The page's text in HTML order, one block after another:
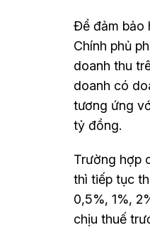
Để đảm bảo
Chính phủ
doanh thu
doanh có
tương ứng
tỷ đồng.
Trường hợp
thì tiếp tục
0,5%, 1%,
chịu thuế